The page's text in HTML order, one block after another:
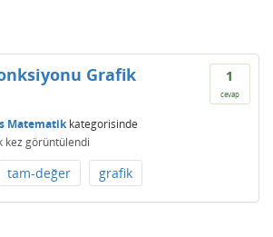
1
cevap
Grafik
Matematikkategorisinde
kez görüntülendi
tam-değer grafik